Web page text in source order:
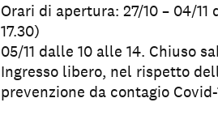
Orari di apertura: 27/10 – 04/
17.30)
05/11 dalle 10 alle 14. Chiuso
Ingresso libero, nel rispetto
prevenzione da contagio Covid-